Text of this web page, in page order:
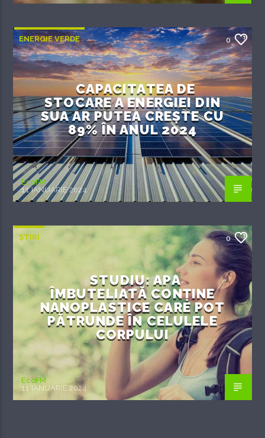
ENERGIE VERDE 0
CAPACITATEA DE
STOCARE A ENERGIEI DIN
SUA AR PUTEA CREȘTE CU
89% ÎN ANUL 2024
EcoFM
11 IANUARIE 2024
ȘTIRI 0
STUDIU: APA
ÎMBUTELIATĂ CONȚINE
NANOPLASTICE CARE POT
PĂTRUNDE ÎN CELULELE
CORPULUI
EcoFM
11 IANUARIE 2024